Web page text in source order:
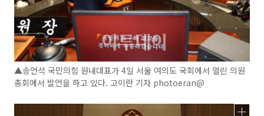
▲송언석 국민의힘 원내대표가 4일 서울 여의도 국회에서 열린 의원
총회에서 발언을 하고 있다. 고이란 기자 photoeran@